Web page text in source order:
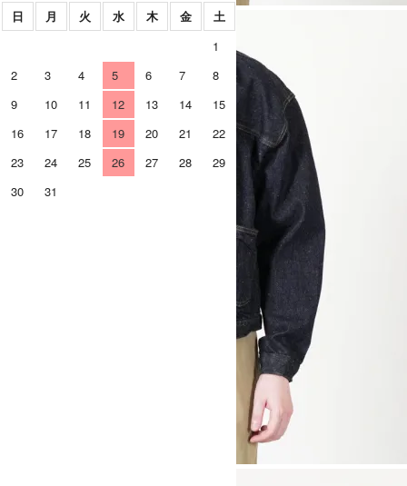
日
月 火 水 木 金
土
1
2
3 4 5 6 7
8
9
10 11 12 13 14
15
16
17 18 19 20 21
22
23
24 25 26 27 28
29
30
31